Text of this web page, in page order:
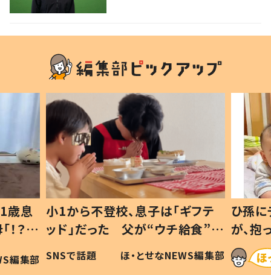
歳息
？」
編集部
小1から不登校、息子は「ギフテ
ッド」だった 父が“ウチ給食”を
作り続ける理由とは #令和の親
#令和の子
SNSで話題 ほ・とせなNEWS編集部
ひ孫
が、
「涙が
い」